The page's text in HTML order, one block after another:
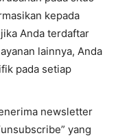
kepada
Anda terdaftar
lainnya, Anda
pada setiap
newsletter
yang